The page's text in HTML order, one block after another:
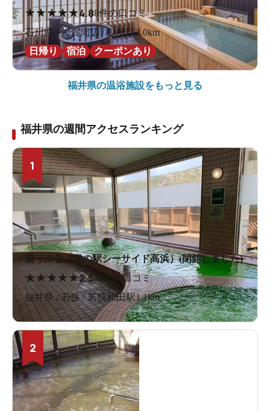
★★★★★4.88件の口コミ
石川県 / 加賀周辺 / 動橋駅3.0km
日帰り
宿泊 クーポンあり
福井県の温浴施設をもっと見る
福井県の週間アクセスランキング
1
湯っぷる（道の駅シーサイド高浜）(閉館しました)
★★★★★2.521件の口コミ
福井県 / 若狭 / 若狭和田駅1.1km
2